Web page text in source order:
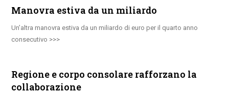
Manovra estiva da un miliardo
Un’altra manovra estiva da un miliardo di euro per il quarto anno
consecutivo
Regione e corpo consolare rafforzano la
collaborazione